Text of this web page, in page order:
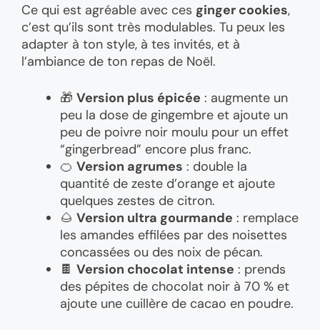
Ce qui est agréable avec ces ginger cookies,
c’est qu’ils sont très modulables. Tu peux les
adapter à ton style, à tes invités, et à
l’ambiance de ton repas de Noël.
🎁 Version plus épicée : augmente un
peu la dose de gingembre et ajoute un
peu de poivre noir moulu pour un effet
“gingerbread” encore plus franc.
🍊 Version agrumes : double la
quantité de zeste d’orange et ajoute
quelques zestes de citron.
🌰 Version ultra gourmande : remplace
les amandes effilées par des noisettes
concassées ou des noix de pécan.
🍫 Version chocolat intense : prends
des pépites de chocolat noir à 70 % et
ajoute une cuillère de cacao en poudre.